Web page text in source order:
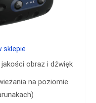
obraz i dźwięk
na poziomie
sklepie